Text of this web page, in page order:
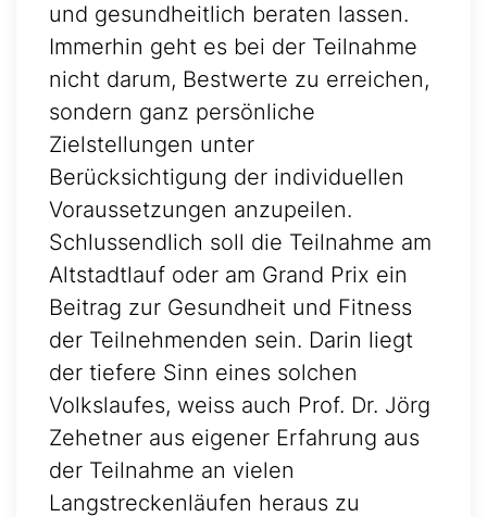
und gesundheitlich beraten lassen.
Immerhin geht es bei der Teilnahme
nicht darum, Bestwerte zu erreichen,
sondern ganz persönliche
Zielstellungen unter
Berücksichtigung der individuellen
Voraussetzungen anzupeilen.
Schlussendlich soll die Teilnahme am
Altstadtlauf oder am Grand Prix ein
Beitrag zur Gesundheit und Fitness
der Teilnehmenden sein. Darin liegt
der tiefere Sinn eines solchen
Volkslaufes, weiss auch Prof. Dr. Jörg
Zehetner aus eigener Erfahrung aus
der Teilnahme an vielen
Langstreckenläufen heraus zu